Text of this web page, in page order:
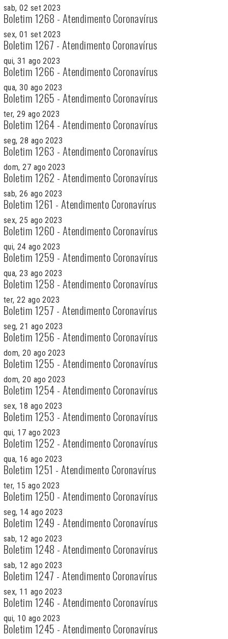
sab, 02 set 2023
Boletim 1268 - Atendimento Coronavírus
sex, 01 set 2023
Boletim 1267 - Atendimento Coronavírus
qui, 31 ago 2023
Boletim 1266 - Atendimento Coronavírus
qua, 30 ago 2023
Boletim 1265 - Atendimento Coronavírus
ter, 29 ago 2023
Boletim 1264 - Atendimento Coronavírus
seg, 28 ago 2023
Boletim 1263 - Atendimento Coronavírus
dom, 27 ago 2023
Boletim 1262 - Atendimento Coronavírus
sab, 26 ago 2023
Boletim 1261 - Atendimento Coronavírus
sex, 25 ago 2023
Boletim 1260 - Atendimento Coronavírus
qui, 24 ago 2023
Boletim 1259 - Atendimento Coronavírus
qua, 23 ago 2023
Boletim 1258 - Atendimento Coronavírus
ter, 22 ago 2023
Boletim 1257 - Atendimento Coronavírus
seg, 21 ago 2023
Boletim 1256 - Atendimento Coronavírus
dom, 20 ago 2023
Boletim 1255 - Atendimento Coronavírus
dom, 20 ago 2023
Boletim 1254 - Atendimento Coronavírus
sex, 18 ago 2023
Boletim 1253 - Atendimento Coronavírus
qui, 17 ago 2023
Boletim 1252 - Atendimento Coronavírus
qua, 16 ago 2023
Boletim 1251 - Atendimento Coronavírus
ter, 15 ago 2023
Boletim 1250 - Atendimento Coronavírus
seg, 14 ago 2023
Boletim 1249 - Atendimento Coronavírus
sab, 12 ago 2023
Boletim 1248 - Atendimento Coronavírus
sab, 12 ago 2023
Boletim 1247 - Atendimento Coronavírus
sex, 11 ago 2023
Boletim 1246 - Atendimento Coronavírus
qui, 10 ago 2023
Boletim 1245 - Atendimento Coronavírus